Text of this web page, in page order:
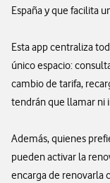
España y que facilita
Esta app centraliza
único espacio:
cambio de tarifa,
tendrán que llamar ni
Además, quienes
pueden activar la
encarga de renovarla